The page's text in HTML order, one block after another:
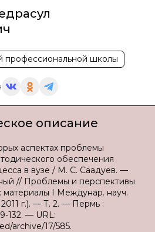
профессиональной школы
описание
аспектах проблемы
обеспечения
в вузе / М. С. Саадуев. —
// Проблемы и перспективы
материалы I Междунар. науч.
г.). — Т. 2. — Пермь :
132. — URL:
archive/17/585.